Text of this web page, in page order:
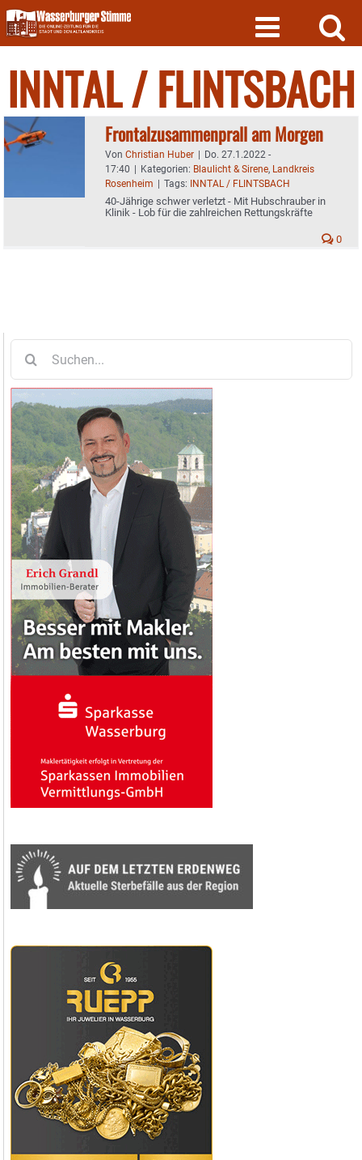
Skip
to
content
INNTAL / FLINTSBACH
Frontalzusammenprall am Morgen
Von Christian Huber | Do. 27.1.2022 -
17:40 | Kategorien: Blaulicht & Sirene, Landkreis
Rosenheim | Tags: INNTAL / FLINTSBACH
40-Jährige schwer verletzt - Mit Hubschrauber in
Klinik - Lob für die zahlreichen Rettungskräfte
0
nach: